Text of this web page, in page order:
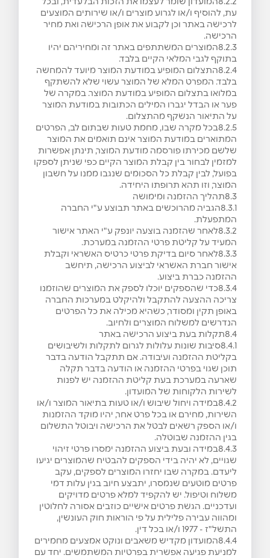
עת, להוסיף ו/או לגרוע מוצרים ו/או שירותים המוצעים
לרכישה באתר וכן לקבוע את אופן הרכישה ואת מחיר
הרכישה.
8.2.3המוצרים המשתתפים באתר זה ומחיריהם יהיו
בתוקף לגבי המלאי הקיים בלבד.
8.2.4התצלום המופיע במודעת המוצר מיועד להמחשה
בלבד. המפרט המלא של המוצר עשוי שלא להשתקף
במלואו בתצלום המופיע במודעת המוצר. במקרה של
פער או הבדל יגברו המילים הכתובות במודעת המוצר
על התיאור הנשקף מהתצלום.
8.2.5בכל מקרה שבו, מחמת טעות שבתום לב, הפרטים
המתוארים במודעת המוצר אינם תואמים את המוצר
שלשם מכירתו פורסמה מודעת המוצר, תינתן אפשרות
למזמין לבחור בין קבלת המוצר הקיים כפי שניתן לספקו
בפועל, לבין קבלת כל הסכומים שנגבו ממנו על חשבון
המוצר, וזו תהא תרופתו היחידה.
8.3תהליך ההזמנה ומימושה
8.3.1הגביה מהרוכשים באתר תבוצע ע"י החברה
המתפעלת.
8.3.2לאחר שהזמנה בוצעה יונפק ע"י האתר אישור
המעיד על קליטת פרטי ההזמנה במערכת.
8.3.3לאחר סיום בדיקת פרטי כרטיס האשראי וקבלת
אישור חברת האשראי לביצוע הרכישה, תיחשב
ההזמנה כברת ביצוע.
8.3.4כדי שהספקים יוכלו לספק את המוצרים שהוזמנו
צריכה ההצעה להתקבל ולהיקלט במערכות החברה
באופן תקין ומסודר, כשהיא מכילה את כל הפרטים
הנדרשים למשלוח המוצרים ולחיוב.
8.4תקלות בעת ביצוע הרכישה באתר
8.4.1סיבות שונות עלולות לגרום לתקלות ולשיבושים
בקליטת ההזמנה ועיבודה. אם תתקבל הודעה בדבר
תוכן שגוי בפרטי ההזמנה או הודעה בדבר תקלה
שארעה במערכת בעת קליטת ההזמנה יש לפנות
לשירות הלקוחות של המועדון.
8.4.2במידה ויחול שיבוש ו/או טעות בתיאור המוצר ו/או
השירות, מחירם או בכל פרט אחר, יהיו מוקד ההזמנות
ו/או הספק רשאים לבטל את הרכישה ויבוטל התשלום
בגין ההזמנה שבוטלה.
8.4.3במידה ובעת ביצוע ההזמנה ימסרו פרטי זיהוי
שגויים, לא יהיה בידי הספקים להבטיח שהמוצרים יגיעו
ליעדם. במקרה שבו יחזרו המוצרים לספקים, עקב
פרטים מוטעים שנמסרו, יתבצע חיוב בגין עלות דמי
משלוח וטיפול. יש להקפיד למלא פרטים מדויקים
ועדכניים. הגשת פרטים אישיים כוזבים אסורה לחלוטין
ומהווה עבירה פלילית על פי הוראות חוק העונשין,
התשל"ז - 1977 ו/או בכל דין.
8.4.4המועדון מקדיש משאבים ונוקט אמצעים מחמירים
למניעת פגיעה אפשרית בפרטיות המשתמשים. יחד עם